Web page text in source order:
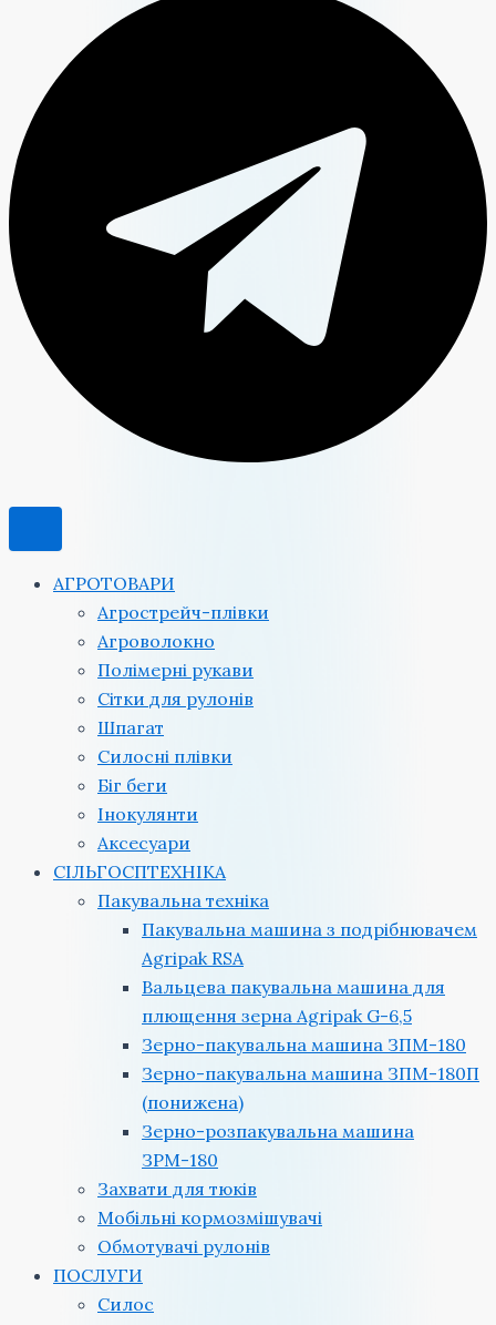
АГРОТОВАРИ
Агрострейч-плівки
Агроволокно
Полімерні рукави
Сітки для рулонів
Шпагат
Силосні плівки
Біг беги
Інокулянти
Аксесуари
СІЛЬГОСПТЕХНІКА
Пакувальна техніка
Пакувальна машина з подрібнювачем
Agripak RSA
Вальцева пакувальна машина для
плющення зерна Agripak G-6,5
Зерно-пакувальна машина ЗПМ-180
Зерно-пакувальна машина ЗПМ-180П
(понижена)
Зерно-розпакувальна машина
ЗРМ-180
Захвати для тюків
Мобільні кормозмішувачі
Обмотувачі рулонів
ПОСЛУГИ
Силос